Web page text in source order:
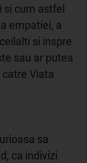
cum astfel
empatiei, a
si inspre
sau ar putea
Viata
sa
ca indivizi